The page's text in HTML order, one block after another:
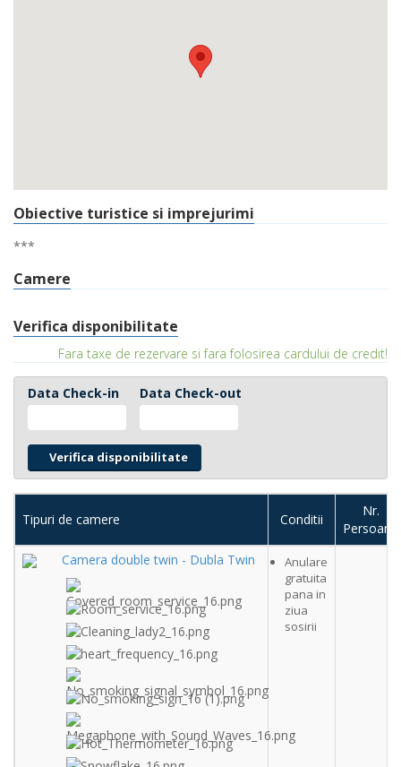
Obiective turistice si imprejurimi
***
Camere
Verifica disponibilitate
Fara taxe de rezervare si fara folosirea cardului de credit!
Data Check-in Data Check-out
Tipuri de camere Conditii
Nr.
Persoane
Camera double twin - Dubla Twin
Anulare
gratuita
pana in
ziua
sosirii